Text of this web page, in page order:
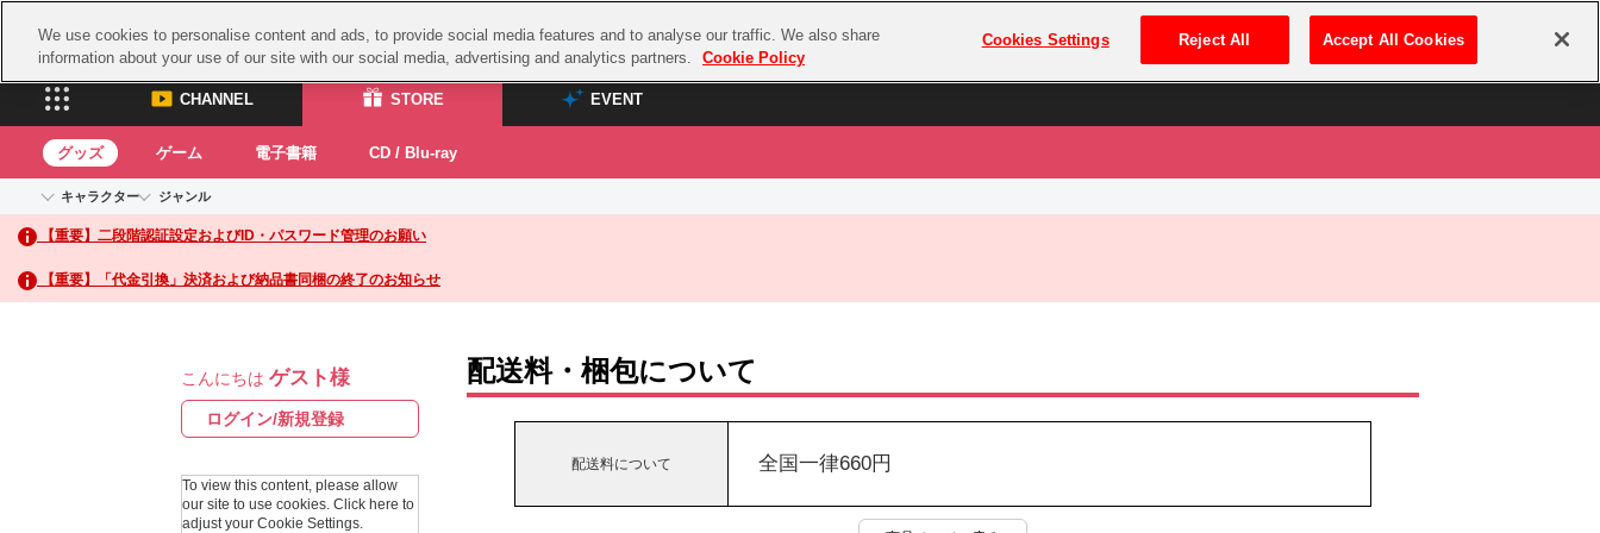
プレミアム会員とは ログイン・新規登録
CHANNEL STORE EVENT
CHANNEL
ASOBI CHANNEL TOP
STORE
ASOBI STORE TOP
グッズ
EVENT
ASOBI STAGE
グッズ ゲーム 電子書籍 CD / Blu-ray
キャラクター
アイドルマスターシリーズ
アイドルマスター
アイドルマスター シンデレラガールズ
アイドルマスター シャイニーカラーズ
学園アイドルマスター
プロジェクトアイマス ヴイアライヴ
テイルズ オブ シリーズ
ナムコクラシック
スサノオマジック
ガンダムシリーズ
ラブライブ！サンシャイン‼
アイドリッシュセブン
ジャンル
イベントグッズ
トイ・ホビー
【重要】二段階認証設定およびID・パスワード管理のお願い
【重要】「代金引換」決済および納品書同梱の終了のお知らせ
こんにちは ゲスト様
ログイン/新規登録
To view this content, please allow
our site to use cookies. Click here to
adjust your Cookie Settings.
配送料・梱包について
配送料について 全国一律660円
We use cookies to personalise content and ads, to provide social media features and to analyse our traffic. We also share
information about your use of our site with our social media, advertising and analytics partners.
Cookie Policy
Cookies Settings Reject All Accept All Cookies